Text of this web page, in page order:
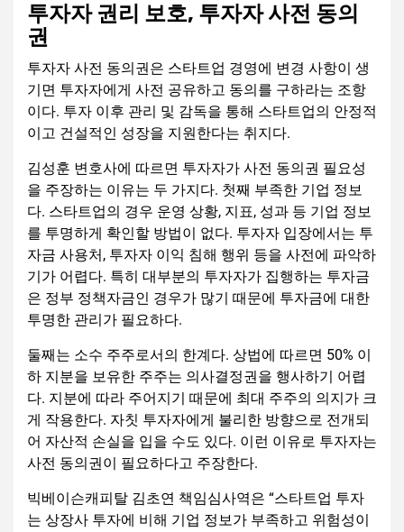
투자자 권리 보호, 투자자 사전 동의
권
투자자 사전 동의권은 스타트업 경영에 변경 사항이 생
기면 투자자에게 사전 공유하고 동의를 구하라는 조항
이다. 투자 이후 관리 및 감독을 통해 스타트업의 안정적
이고 건설적인 성장을 지원한다는 취지다.
김성훈 변호사에 따르면 투자자가 사전 동의권 필요성
을 주장하는 이유는 두 가지다. 첫째 부족한 기업 정보
다. 스타트업의 경우 운영 상황, 지표, 성과 등 기업 정보
를 투명하게 확인할 방법이 없다. 투자자 입장에서는 투
자금 사용처, 투자자 이익 침해 행위 등을 사전에 파악하
기가 어렵다. 특히 대부분의 투자자가 집행하는 투자금
은 정부 정책자금인 경우가 많기 때문에 투자금에 대한
투명한 관리가 필요하다.
둘째는 소수 주주로서의 한계다. 상법에 따르면 50% 이
하 지분을 보유한 주주는 의사결정권을 행사하기 어렵
다. 지분에 따라 주어지기 때문에 최대 주주의 의지가 크
게 작용한다. 자칫 투자자에게 불리한 방향으로 전개되
어 자산적 손실을 입을 수도 있다. 이런 이유로 투자자는
사전 동의권이 필요하다고 주장한다.
빅베이슨캐피탈 김초연 책임심사역은 “스타트업 투자
는 상장사 투자에 비해 기업 정보가 부족하고 위험성이